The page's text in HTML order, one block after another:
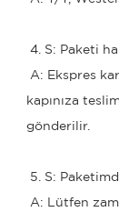
4. S: Paketi
kapınıza
gönderilir.
5. S: